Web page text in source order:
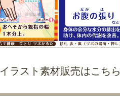
イラスト素材販売はこちら